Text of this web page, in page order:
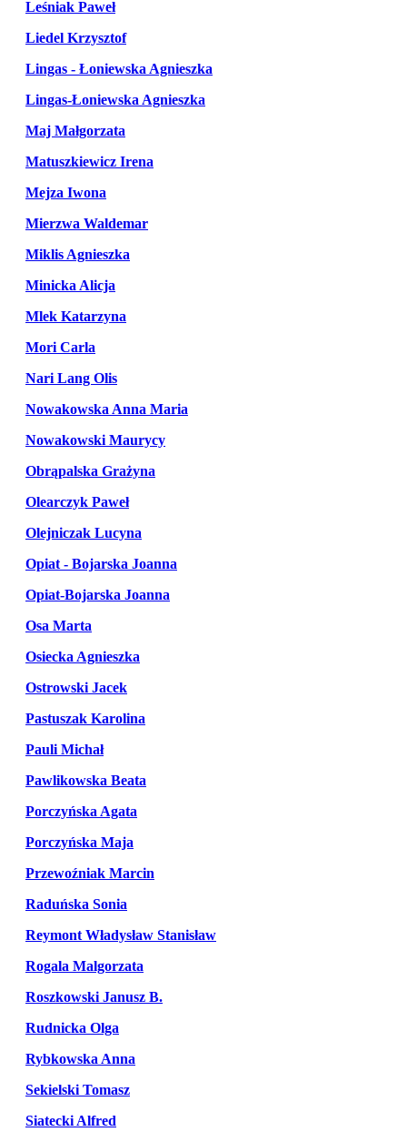
Leśniak Paweł
Liedel Krzysztof
Lingas - Łoniewska Agnieszka
Lingas-Łoniewska Agnieszka
Maj Małgorzata
Matuszkiewicz Irena
Mejza Iwona
Mierzwa Waldemar
Miklis Agnieszka
Minicka Alicja
Mlek Katarzyna
Mori Carla
Nari Lang Olis
Nowakowska Anna Maria
Nowakowski Maurycy
Obrąpalska Grażyna
Olearczyk Paweł
Olejniczak Lucyna
Opiat - Bojarska Joanna
Opiat-Bojarska Joanna
Osa Marta
Osiecka Agnieszka
Ostrowski Jacek
Pastuszak Karolina
Pauli Michał
Pawlikowska Beata
Porczyńska Agata
Porczyńska Maja
Przewoźniak Marcin
Raduńska Sonia
Reymont Władysław Stanisław
Rogala Malgorzata
Roszkowski Janusz B.
Rudnicka Olga
Rybkowska Anna
Sekielski Tomasz
Siatecki Alfred